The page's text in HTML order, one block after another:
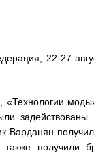
22-27
«Технологии
задействованы
Варданян
получили